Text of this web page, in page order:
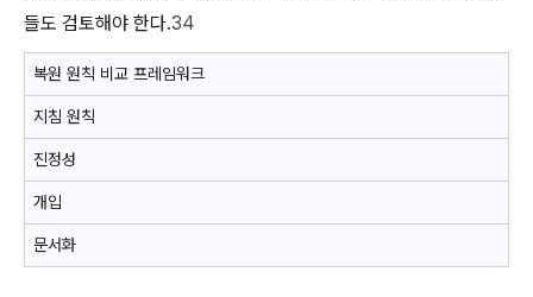
들도 검토해야 한다.34
복원 원칙 비교 프레임워크
지침 원칙
진정성
개입
문서화